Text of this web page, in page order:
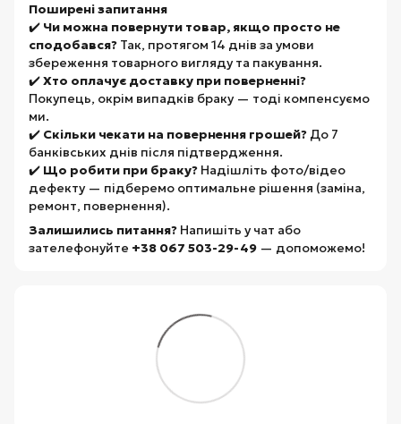
Поширені запитання
✔️ Чи можна повернути товар, якщо просто не
сподобався? Так, протягом 14 днів за умови
збереження товарного вигляду та пакування.
✔️Хто оплачує доставку при поверненні?
Покупець, окрім випадків браку — тоді компенсуємо
ми.
✔️ Скільки чекати на повернення грошей? До 7
банківських днів після підтвердження.
✔️ Що робити при браку? Надішліть фото/відео
дефекту — підберемо оптимальне рішення (заміна,
ремонт, повернення).
Залишились питання? Напишіть у чат або
зателефонуйте +38 067 503-29-49 — допоможемо!